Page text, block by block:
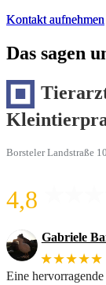
Kontakt aufnehmen
Das sagen
Borsteler Landstraße
4,8
Gabriele
★★★★★
Eine